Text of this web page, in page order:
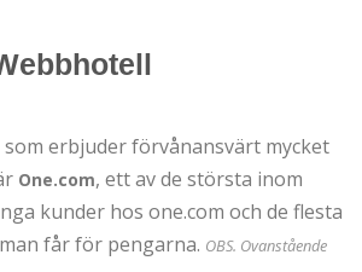
erbjuder förvånansvärt mycket
One.com, ett av de största inom
kunder hos one.com och de flesta
får för pengarna. OBS. Ovanstående